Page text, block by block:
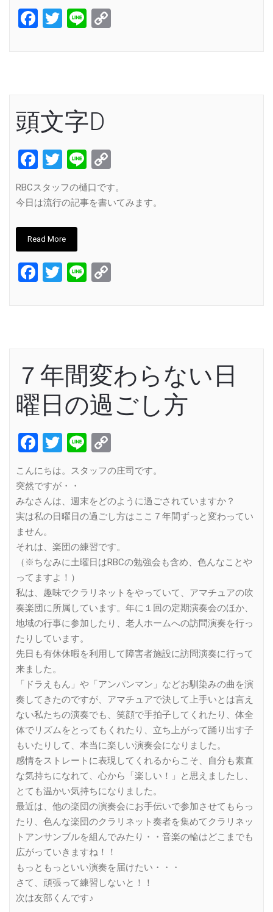
Facebook
Twitter
Line
頭文字D
Facebook
Twitter
Line
Link
RBCスタッフの樋口です。
今日は流行の記事を書いてみます。
Read More
Facebook
Twitter
Line
７年間変わらない日
曜日の過ごし方
Facebook
Twitter
Line
Link
こんにちは。スタッフの庄司です。
突然ですが・・
みなさんは、週末をどのように過ごされていますか？
実は私の日曜日の過ごし方はここ７年間ずっと変わってい
ません。
それは、楽団の練習です。
（※ちなみに土曜日はRBCの勉強会も含め、色んなことや
ってますよ！）
私は、趣味でクラリネットをやっていて、アマチュアの吹
奏楽団に所属しています。年に１回の定期演奏会のほか、
地域の行事に参加したり、老人ホームへの訪問演奏を行っ
たりしています。
先日も有休休暇を利用して障害者施設に訪問演奏に行って
来ました。
「ドラえもん」や「アンパンマン」などお馴染みの曲を演
奏してきたのですが、アマチュアで決して上手いとは言え
ない私たちの演奏でも、笑顔で手拍子してくれたり、体全
体でリズムをとってもくれたり、立ち上がって踊り出す子
もいたりして、本当に楽しい演奏会になりました。
感情をストレートに表現してくれるからこそ、自分も素直
な気持ちになれて、心から「楽しい！」と思えましたし、
とても温かい気持ちになりました。
最近は、他の楽団の演奏会にお手伝いで参加させてもらっ
たり、色んな楽団のクラリネット奏者を集めてクラリネッ
トアンサンブルを組んでみたり・・音楽の輪はどこまでも
広がっていきますね！！
もっともっといい演奏を届けたい・・・
さて、頑張って練習しないと！！
次は友部くんです♪